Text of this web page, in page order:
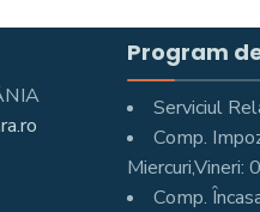
Program
Serviciul
Comp.
Comp.